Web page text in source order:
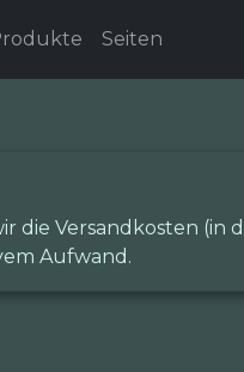
Seiten
die Versandkosten (in
Aufwand.